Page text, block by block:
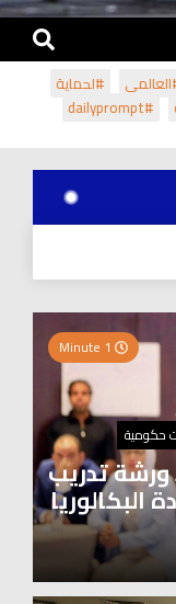
#لحماية
#dailyprompt
حكومية
ورشة تدريب